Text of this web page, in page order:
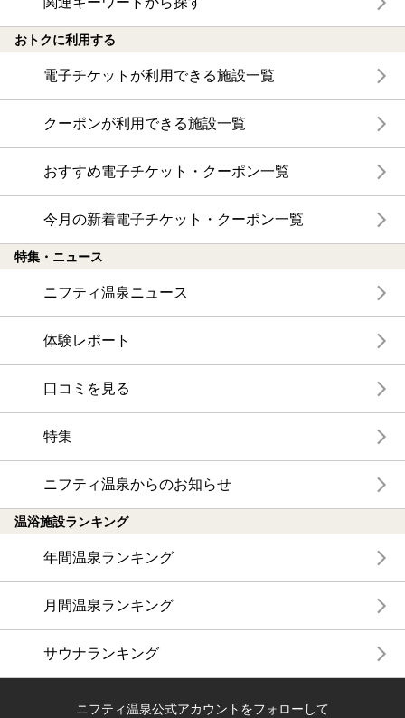
おトクに利用する
電子チケットが利用できる施設一覧
クーポンが利用できる施設一覧
おすすめ電子チケット・クーポン一覧
今月の新着電子チケット・クーポン一覧
特集・ニュース
ニフティ温泉ニュース
体験レポート
口コミを見る
特集
ニフティ温泉からのお知らせ
温浴施設ランキング
年間温泉ランキング
月間温泉ランキング
サウナランキング
ニフティ温泉公式アカウントをフォローして